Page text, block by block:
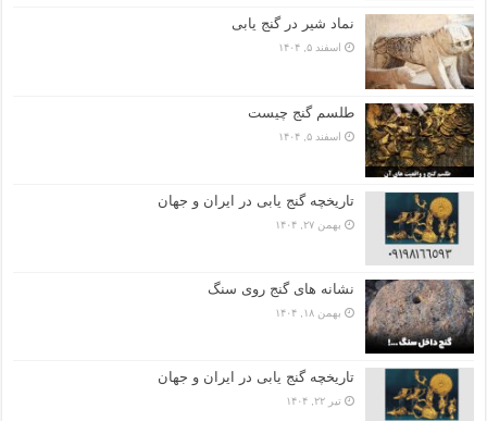
نماد شیر در گنج یابی
اسفند ۵, ۱۴۰۴
طلسم گنج چیست
اسفند ۵, ۱۴۰۴
تاریخچه گنج‌ یابی در ایران و جهان
بهمن ۲۷, ۱۴۰۴
نشانه های گنج روی سنگ
بهمن ۱۸, ۱۴۰۴
تاریخچه گنج‌ یابی در ایران و جهان
تیر ۲۲, ۱۴۰۴